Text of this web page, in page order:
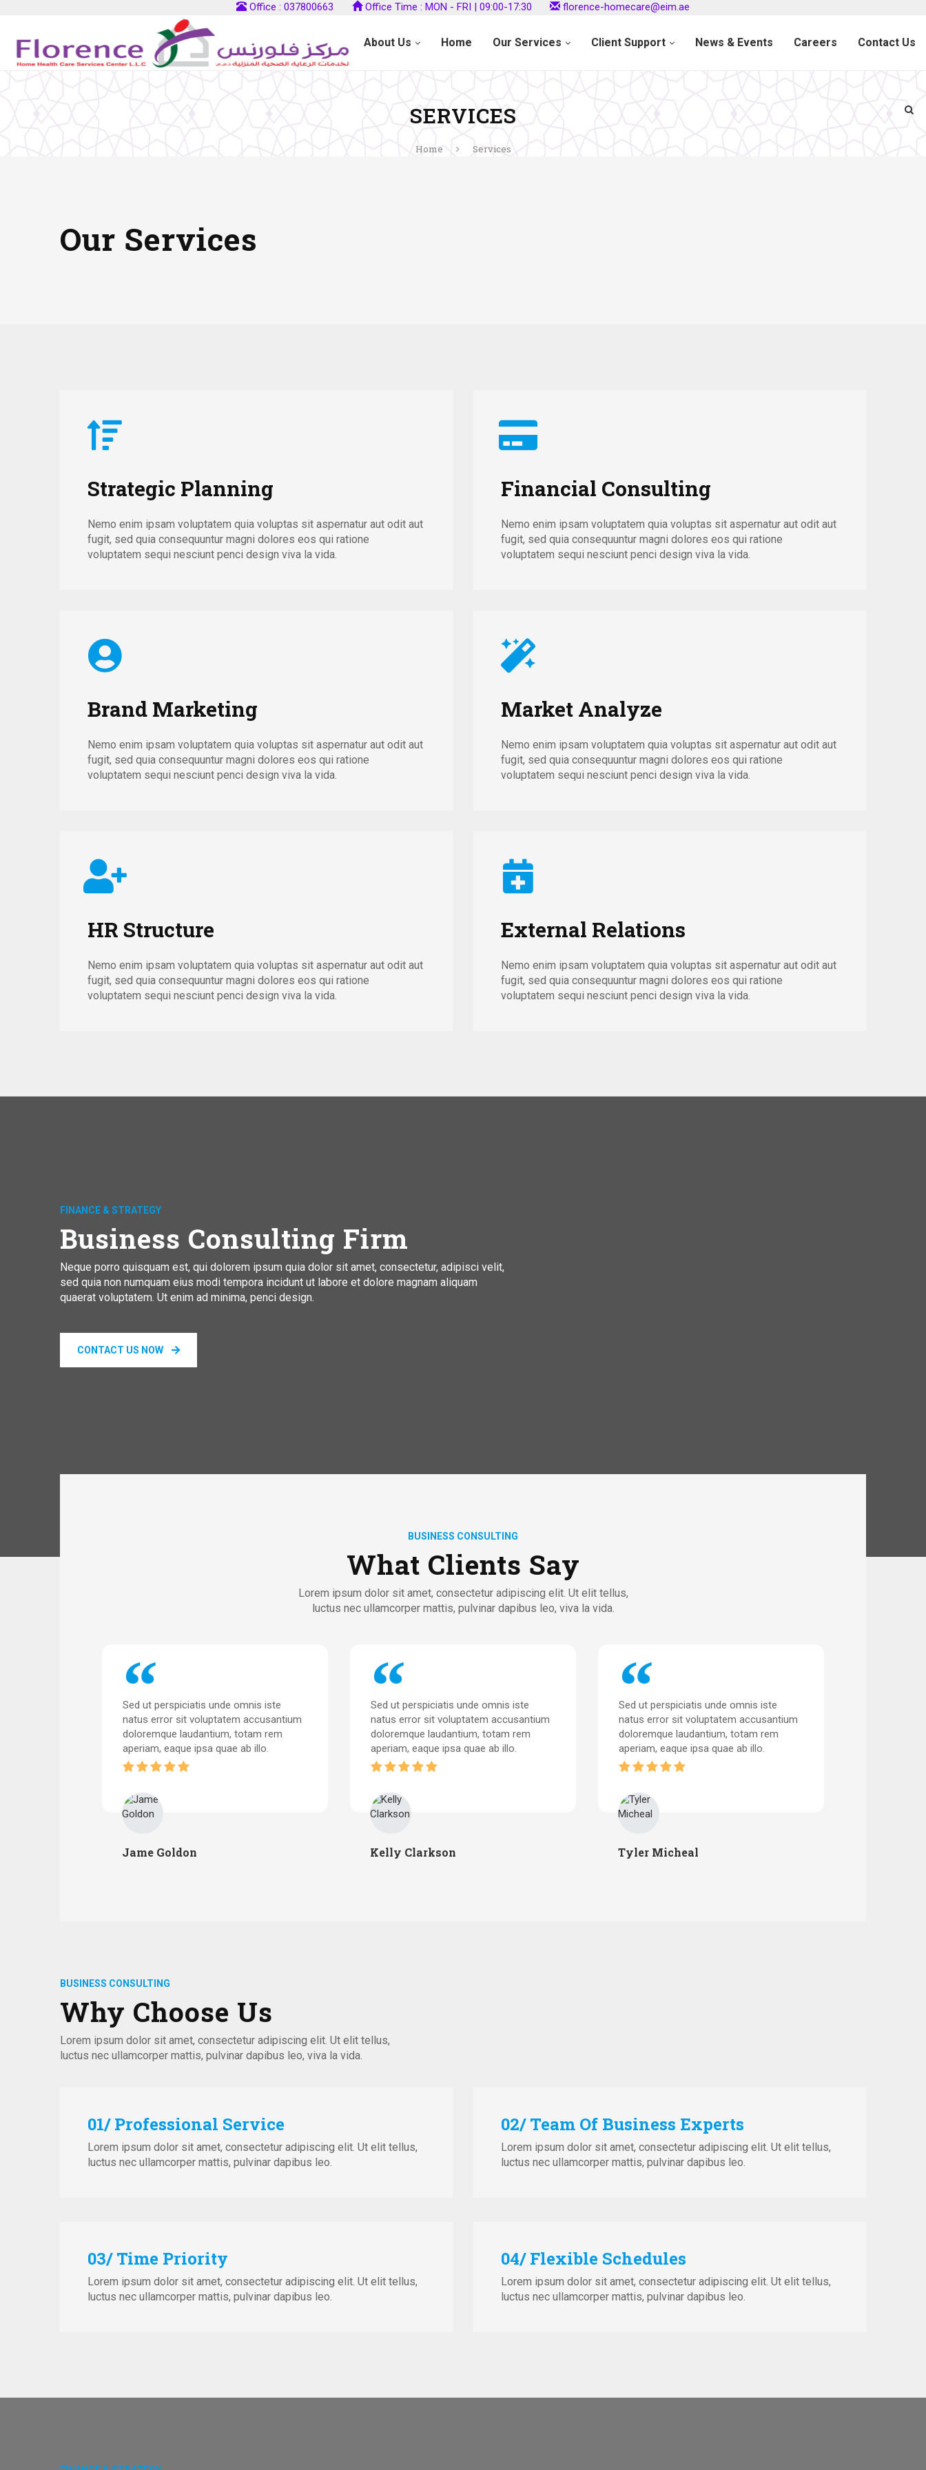
Office : 037800663 Office Time : MON - FRI | 09:00-17:30 florence-homecare@eim.ae
About Us Home Our Services Client Support News & Events Careers Contact Us
SERVICES
Home Services
Our Services
Strategic Planning
Nemo enim ipsam voluptatem quia voluptas sit aspernatur aut odit aut
fugit, sed quia consequuntur magni dolores eos qui ratione
voluptatem sequi nesciunt penci design viva la vida.
Brand Marketing
Nemo enim ipsam voluptatem quia voluptas sit aspernatur aut odit aut
fugit, sed quia consequuntur magni dolores eos qui ratione
voluptatem sequi nesciunt penci design viva la vida.
HR Structure
Nemo enim ipsam voluptatem quia voluptas sit aspernatur aut odit aut
fugit, sed quia consequuntur magni dolores eos qui ratione
voluptatem sequi nesciunt penci design viva la vida.
Financial Consulting
Nemo enim ipsam voluptatem quia voluptas sit aspernatur aut odit aut
fugit, sed quia consequuntur magni dolores eos qui ratione
voluptatem sequi nesciunt penci design viva la vida.
Market Analyze
Nemo enim ipsam voluptatem quia voluptas sit aspernatur aut odit aut
fugit, sed quia consequuntur magni dolores eos qui ratione
voluptatem sequi nesciunt penci design viva la vida.
External Relations
Nemo enim ipsam voluptatem quia voluptas sit aspernatur aut odit aut
fugit, sed quia consequuntur magni dolores eos qui ratione
voluptatem sequi nesciunt penci design viva la vida.
FINANCE & STRATEGY
Business Consulting Firm
Neque porro quisquam est, qui dolorem ipsum quia dolor sit amet, consectetur, adipisci velit,
sed quia non numquam eius modi tempora incidunt ut labore et dolore magnam aliquam
quaerat voluptatem. Ut enim ad minima, penci design.
CONTACT US NOW
BUSINESS CONSULTING
What Clients Say
Lorem ipsum dolor sit amet, consectetur adipiscing elit. Ut elit tellus,
luctus nec ullamcorper mattis, pulvinar dapibus leo, viva la vida.
Sed ut perspiciatis unde omnis iste
natus error sit voluptatem accusantium
doloremque laudantium, totam rem
aperiam, eaque ipsa quae ab illo.
Jame Goldon
Sed ut perspiciatis unde omnis iste
natus error sit voluptatem accusantium
doloremque laudantium, totam rem
aperiam, eaque ipsa quae ab illo.
Kelly Clarkson
Sed ut perspiciatis unde omnis iste
natus error sit voluptatem accusantium
doloremque laudantium, totam rem
aperiam, eaque ipsa quae ab illo.
Tyler Micheal
BUSINESS CONSULTING
Why Choose Us
Lorem ipsum dolor sit amet, consectetur adipiscing elit. Ut elit tellus,
luctus nec ullamcorper mattis, pulvinar dapibus leo, viva la vida.
01/ Professional Service
Lorem ipsum dolor sit amet, consectetur adipiscing elit. Ut elit tellus,
luctus nec ullamcorper mattis, pulvinar dapibus leo.
03/ Time Priority
Lorem ipsum dolor sit amet, consectetur adipiscing elit. Ut elit tellus,
luctus nec ullamcorper mattis, pulvinar dapibus leo.
02/ Team Of Business Experts
Lorem ipsum dolor sit amet, consectetur adipiscing elit. Ut elit tellus,
luctus nec ullamcorper mattis, pulvinar dapibus leo.
04/ Flexible Schedules
Lorem ipsum dolor sit amet, consectetur adipiscing elit. Ut elit tellus,
luctus nec ullamcorper mattis, pulvinar dapibus leo.